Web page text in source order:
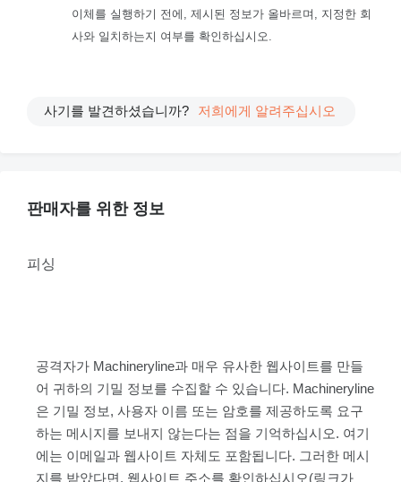
이체를 실행하기 전에, 제시된 정보가 올바르며, 지정한 회
사와 일치하는지 여부를 확인하십시오.
사기를 발견하셨습니까? 저희에게 알려주십시오
판매자를 위한 정보
피싱
공격자가 Machineryline과 매우 유사한 웹사이트를 만들
어 귀하의 기밀 정보를 수집할 수 있습니다. Machineryline
은 기밀 정보, 사용자 이름 또는 암호를 제공하도록 요구
하는 메시지를 보내지 않는다는 점을 기억하십시오. 여기
에는 이메일과 웹사이트 자체도 포함됩니다. 그러한 메시
지를 받았다면, 웹사이트 주소를 확인하십시오(링크가